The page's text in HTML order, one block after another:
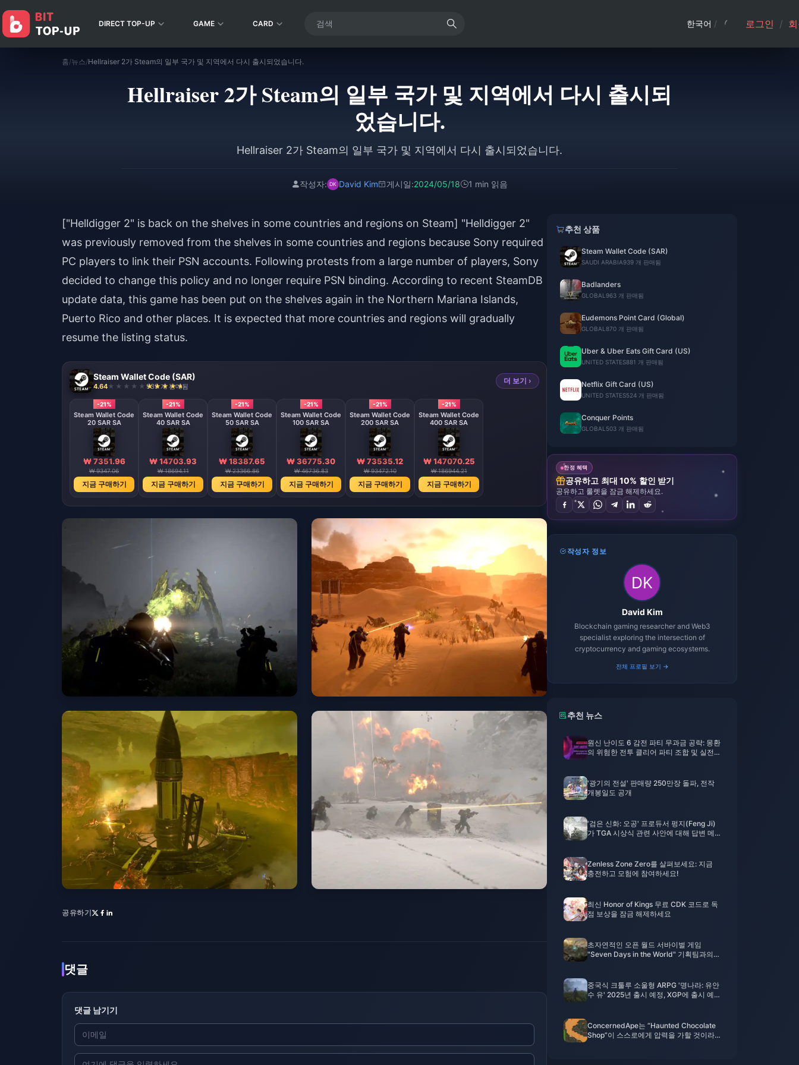
DIRECT TOP-UP GAME CARD 한국어 / 로그인 /
홈/뉴스/Hellraiser 2가 Steam의 일부 국가 및 지역에서 다시 출시되었습니다.
Hellraiser 2가 Steam의 일부 국가 및 지역에서 다시 출시되
었습니다.
Hellraiser 2가 Steam의 일부 국가 및 지역에서 다시 출시되었습니다.
작성자: David Kim 게시일:2024/05/18 1 min 읽음
["Helldigger 2" is back on the shelves in some countries and regions on Steam] "Helldigger 2"
was previously removed from the shelves in some countries and regions because Sony required
PC players to link their PSN accounts. Following protests from a large number of players, Sony
decided to change this policy and no longer require PSN binding. According to recent SteamDB
update data, this game has been put on the shelves again in the Northern Mariana Islands,
Puerto Rico and other places. It is expected that more countries and regions will gradually
resume the listing status.
Steam Wallet Code (SAR)
4.64 939 개 판매됨
더 보기 ›
-21%
Steam Wallet Code
20 SAR SA
₩ 7351.96
₩ 9347.06
지금 구매하기
-21%
Steam Wallet Code
40 SAR SA
₩ 14703.93
₩ 18694.11
지금 구매하기
-21%
Steam Wallet Code
50 SAR SA
₩ 18387.65
₩ 23366.86
지금 구매하기
-21%
Steam Wallet Code
100 SAR SA
₩ 36775.30
₩ 46736.83
지금 구매하기
-21%
Steam Wallet Code
200 SAR SA
₩ 73535.12
₩ 93472.10
지금 구매하기
-21%
Steam Wallet Code
400 SAR SA
₩ 147070.25
₩ 186944.21
지금 구매하기
공유하기
댓글
댓글 남기기
추천 상품
Steam Wallet Code (SAR)
SAUDI ARABIA939 개 판매됨
Badlanders
GLOBAL 963 개 판매됨
Eudemons Point Card (Global)
GLOBAL 870 개 판매됨
Uber & Uber Eats Gift Card (US)
UNITED STATES881 개 판매됨
Netflix Gift Card (US)
UNITED STATES524 개 판매됨
Conquer Points
GLOBAL 503 개 판매됨
한정 혜택
공유하고 최대 10% 할인 받기
공유하고 룰렛을 잠금 해제하세요.
작성자 정보
David Kim
Blockchain gaming researcher and Web3
specialist exploring the intersection of
cryptocurrency and gaming ecosystems.
전체 프로필 보기 →
추천 뉴스
원신 난이도 6 감전 파티 무과금 공략: 몽환
의 위험한 전투 클리어 파티 조합 및 실전
'광기의 전설' 판매량 250만장 돌파, 전작
개봉일도 공개
'검은 신화: 오공' 프로듀서 펑지(Feng Ji)
가 TGA 시상식 관련 사안에 대해 답변 메
Zenless Zone Zero를 살펴보세요: 지금
충전하고 모험에 참여하세요!
최신 Honor of Kings 무료 CDK 코드로 독
점 보상을 잠금 해제하세요
초자연적인 오픈 월드 서바이벌 게임
"Seven Days in the World" 기획팀과의
중국식 크툴루 소울형 ARPG '명나라: 유안
수 유' 2025년 출시 예정, XGP에 출시 예
ConcernedApe는 “Haunted Chocolate
Shop”이 스스로에게 압력을 가할 것이라